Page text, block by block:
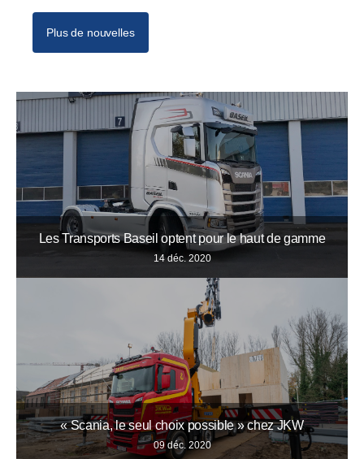
Plus de nouvelles
Les Transports Baseil optent pour le haut de gamme
14 déc. 2020
« Scania, le seul choix possible » chez JKW
09 déc. 2020